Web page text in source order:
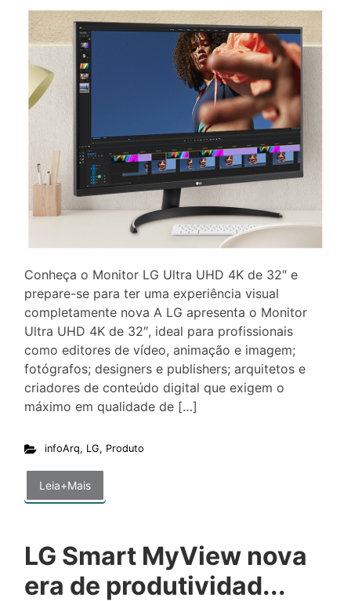
Conheça o Monitor LG Ultra UHD 4K de 32″ e
prepare-se para ter uma experiência visual
completamente nova A LG apresenta o Monitor
Ultra UHD 4K de 32″, ideal para profissionais
como editores de vídeo, animação e imagem;
fotógrafos; designers e publishers; arquitetos e
criadores de conteúdo digital que exigem o
máximo em qualidade de […]
infoArq, LG, Produto
Leia+Mais
LG Smart MyView nova
era de produtividad...